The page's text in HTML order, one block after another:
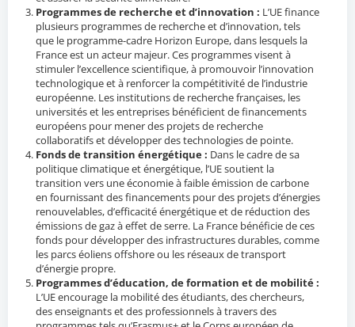
Programmes de recherche et d’innovation : L’UE finance
plusieurs programmes de recherche et d’innovation, tels
que le programme-cadre Horizon Europe, dans lesquels la
France est un acteur majeur. Ces programmes visent à
stimuler l’excellence scientifique, à promouvoir l’innovation
technologique et à renforcer la compétitivité de l’industrie
européenne. Les institutions de recherche françaises, les
universités et les entreprises bénéficient de financements
européens pour mener des projets de recherche
collaboratifs et développer des technologies de pointe.
Fonds de transition énergétique : Dans le cadre de sa
politique climatique et énergétique, l’UE soutient la
transition vers une économie à faible émission de carbone
en fournissant des financements pour des projets d’énergies
renouvelables, d’efficacité énergétique et de réduction des
émissions de gaz à effet de serre. La France bénéficie de ces
fonds pour développer des infrastructures durables, comme
les parcs éoliens offshore ou les réseaux de transport
d’énergie propre.
Programmes d’éducation, de formation et de mobilité :
L’UE encourage la mobilité des étudiants, des chercheurs,
des enseignants et des professionnels à travers des